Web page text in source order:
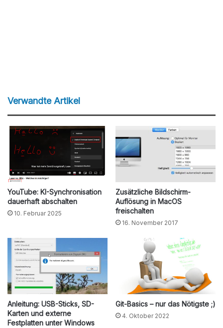
Verwandte Artikel
YouTube: KI-Synchronisation
dauerhaft abschalten
10. Februar 2025
Zusätzliche Bildschirm-
Auflösung in MacOS
freischalten
16. November 2017
Anleitung: USB-Sticks, SD-
Karten und externe
Festplatten unter Windows
Git-Basics – nur das Nötigste ;)
4. Oktober 2022